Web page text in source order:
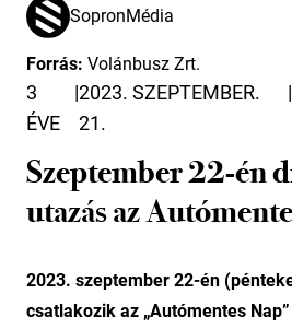
SopronMédia
Forrás: Volánbusz Zrt.
3
ÉVE
|2023. SZEPTEMBER.
21.
|
Szeptember 22-én
utazás az
2023. szeptember 22-én
csatlakozik az „Autómentes